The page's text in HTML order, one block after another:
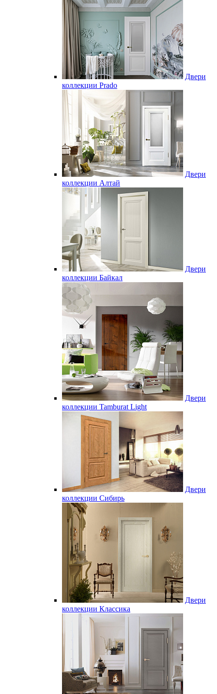
Двери
коллекции Prado
Двери
коллекции Алтай
Двери
коллекции Байкал
Двери
коллекции Tamburat Light
Двери
коллекции Сибирь
Двери
коллекции Классика